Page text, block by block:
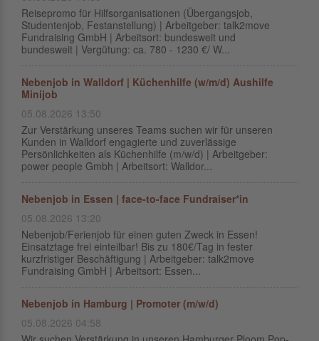
Reisepromo für Hilfsorganisationen (Übergangsjob,
Studentenjob, Festanstellung) | Arbeitgeber: talk2move
Fundraising GmbH | Arbeitsort: bundesweit und
bundesweit | Vergütung: ca. 780 - 1230 €/ W...
Nebenjob in Walldorf | Küchenhilfe (w/m/d) Aushilfe
Minijob
05.08.2026 13:50
Zur Verstärkung unseres Teams suchen wir für unseren
Kunden in Walldorf engagierte und zuverlässige
Persönlichkeiten als Küchenhilfe (m/w/d) | Arbeitgeber:
power people Gmbh | Arbeitsort: Walldor...
Nebenjob in Essen | face-to-face Fundraiser*in
05.08.2026 13:20
Nebenjob/Ferienjob für einen guten Zweck in Essen!
Einsatztage frei einteilbar! Bis zu 180€/Tag in fester
kurzfristiger Beschäftigung | Arbeitgeber: talk2move
Fundraising GmbH | Arbeitsort: Essen...
Nebenjob in Hamburg | Promoter (m/w/d)
05.08.2026 04:58